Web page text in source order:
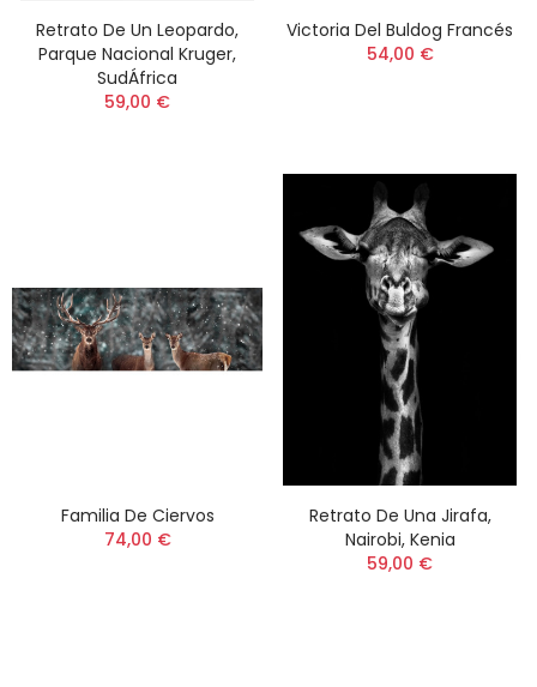
Retrato De Un Leopardo,
Parque Nacional Kruger,
SudÁfrica
59,00 €
Victoria Del Buldog Francés
54,00 €
Familia De Ciervos
74,00 €
Retrato De Una Jirafa,
Nairobi, Kenia
59,00 €